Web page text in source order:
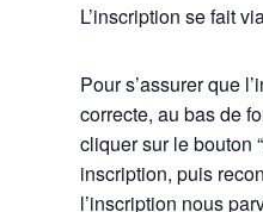
L’inscription se fait
Pour s’assurer que
correcte, au bas de
cliquer sur le bouton
inscription, puis
l’inscription nous